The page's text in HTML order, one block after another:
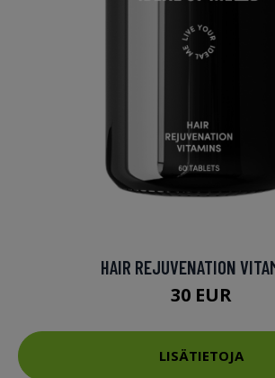
HAIR REJUVENATION
30 EUR
LISÄTIETOJA